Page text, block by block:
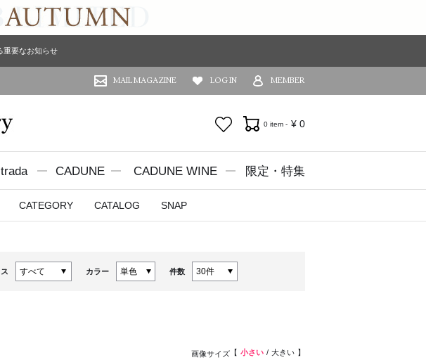
重要なお知らせ
MAIL MAGAZINE LOG IN MEMBER
お気に入り0 item - ¥ 0
CADUNE CADUNE WINE 限定・特集
CATEGORY CATALOG SNAP
カラー 件数
画像サイズ 小さい 大きい